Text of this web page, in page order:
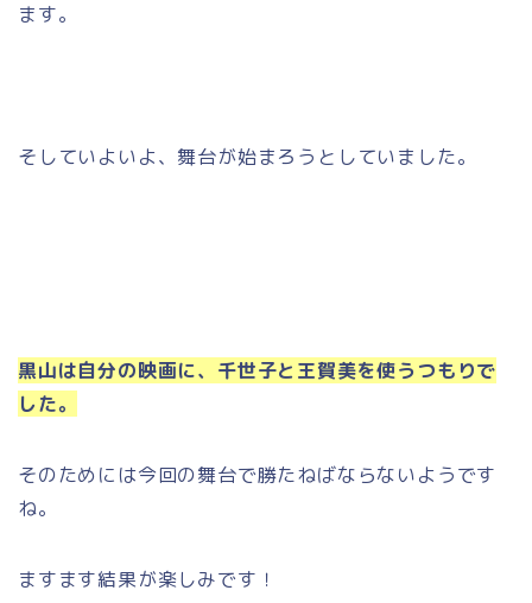
ます。
そしていよいよ、舞台が始まろうとしていました。
黒山は自分の映画に、千世子と王賀美を使うつもりで
した。
そのためには今回の舞台で勝たねばならないようです
ね。
ますます結果が楽しみです！